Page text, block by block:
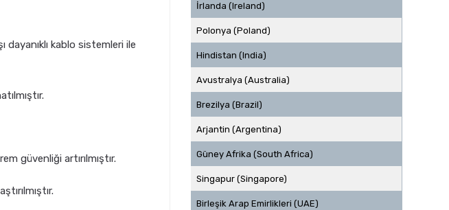
dayanıklı kablo sistemleri ile
güvenliği artırılmıştır.
İrlanda (Ireland)
Polonya (Poland)
Hindistan (India)
Avustralya (Australia)
Brezilya (Brazil)
Arjantin (Argentina)
Güney Afrika (South Africa)
Singapur (Singapore)
Birleşik Arap Emirlikleri (UAE)